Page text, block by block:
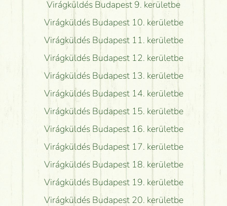
Virágküldés Budapest 9. kerületbe
Virágküldés Budapest 10. kerületbe
Virágküldés Budapest 11. kerületbe
Virágküldés Budapest 12. kerületbe
Virágküldés Budapest 13. kerületbe
Virágküldés Budapest 14. kerületbe
Virágküldés Budapest 15. kerületbe
Virágküldés Budapest 16. kerületbe
Virágküldés Budapest 17. kerületbe
Virágküldés Budapest 18. kerületbe
Virágküldés Budapest 19. kerületbe
Virágküldés Budapest 20. kerületbe